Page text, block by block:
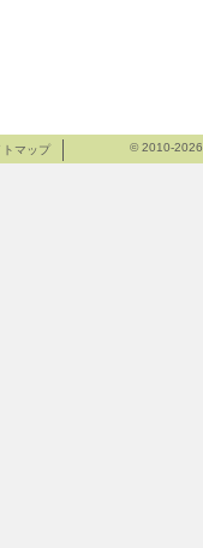
© 2010-2026
トマップ